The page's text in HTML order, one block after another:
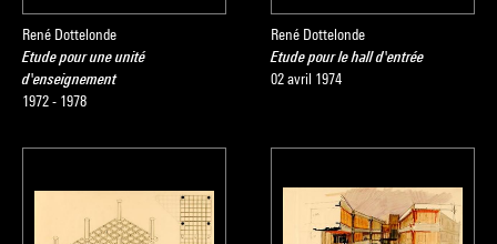
René Dottelonde
Etude pour une unité
d'enseignement
1972 - 1978
René Dottelonde
Etude pour le hall d'entrée
02 avril 1974